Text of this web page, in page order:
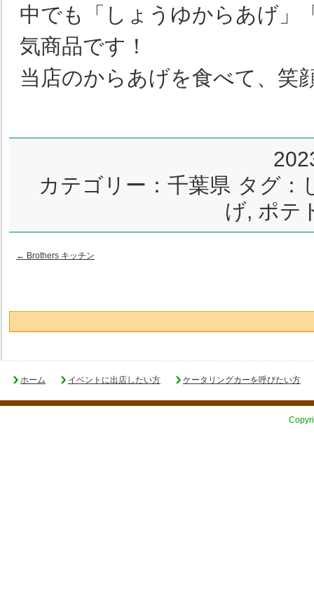
中でも「しょうゆからあげ」
気商品です！
当店のからあげを食べて、笑
カテゴリー： 千葉県 タグ：
げ, ポテ
← Brothers キッチン
ホーム イベントに出店したい方 ケータリングカーを呼びたい方